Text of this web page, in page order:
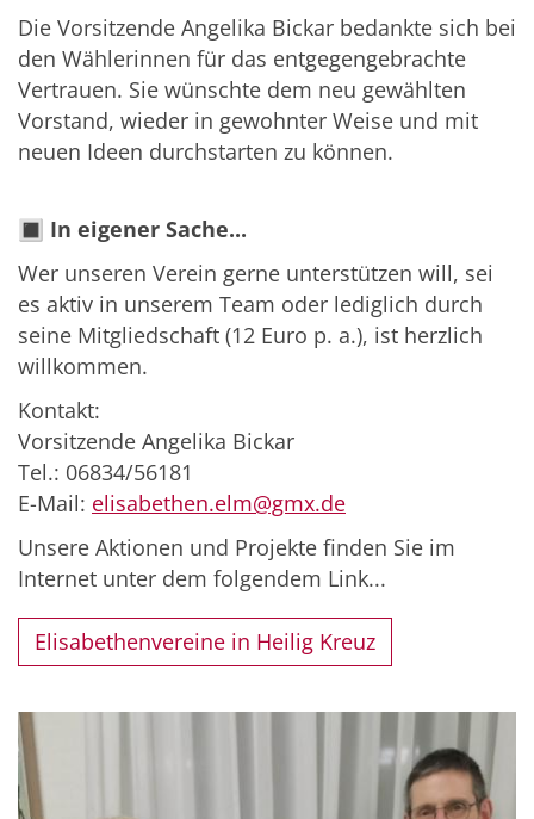
Die Vorsitzende Angelika Bickar bedankte sich bei
den Wählerinnen für das entgegengebrachte
Vertrauen. Sie wünschte dem neu gewählten
Vorstand, wieder in gewohnter Weise und mit
neuen Ideen durchstarten zu können.
🔳 In eigener Sache...
Wer unseren Verein gerne unterstützen will, sei
es aktiv in unserem Team oder lediglich durch
seine Mitgliedschaft (12 Euro p. a.), ist herzlich
willkommen.
Kontakt:
Vorsitzende Angelika Bickar
Tel.: 06834/56181
E-Mail: elisabethen.elm@gmx.de
Unsere Aktionen und Projekte finden Sie im
Internet unter dem folgendem Link...
Elisabethenvereine in Heilig Kreuz